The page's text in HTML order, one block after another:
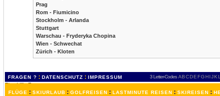
Prag
Rom - Fiumicino
Stockholm - Arlanda
Stuttgart
Warschau - Fryderyka Chopina
Wien - Schwechat
Zürich - Kloten
FRAGEN ? : DATENSCHUTZ : IMPRESSUM 3 Letter-Codes ABCDEFGH IJKL
FLÜGE : SKIURLAUB : GOLFREISEN : LASTMINUTE REISEN : SKIREISEN :